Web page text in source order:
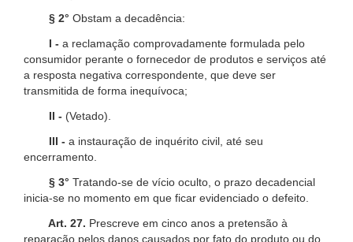
§ 2° Obstam a decadência:
I - a reclamação comprovadamente formulada pelo
consumidor perante o fornecedor de produtos e serviços até
a resposta negativa correspondente, que deve ser
transmitida de forma inequívoca;
II - (Vetado).
III - a instauração de inquérito civil, até seu
encerramento.
§ 3° Tratando-se de vício oculto, o prazo decadencial
inicia-se no momento em que ficar evidenciado o defeito.
Art. 27. Prescreve em cinco anos a pretensão à
reparação pelos danos causados por fato do produto ou do